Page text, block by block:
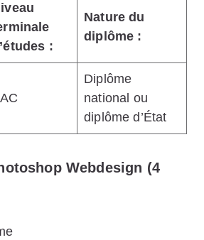
:
Nature du
diplôme :
Diplôme
national ou
diplôme d’État
Webdesign (4